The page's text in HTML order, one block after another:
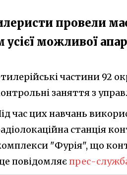
провели
можливої
частини 92
заняття з
час цих навчань
станція
"Фурія", що
повідомляє прес-